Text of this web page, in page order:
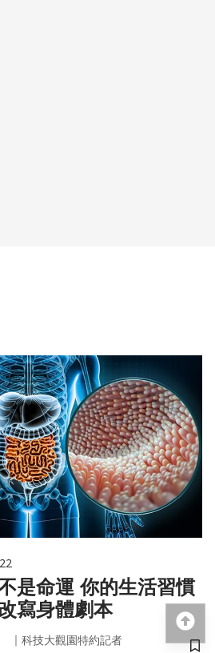
運 你的生活習慣
寫身體劇本
｜ 科技大觀園特約記者
回